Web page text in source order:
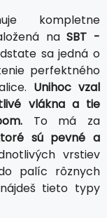
kompletne
na SBT -
sa jedná o
perfektného
Unihoc vzal
vlákna a tie
To má za
sú pevné a
vrstiev
palíc rôznych
tieto typy